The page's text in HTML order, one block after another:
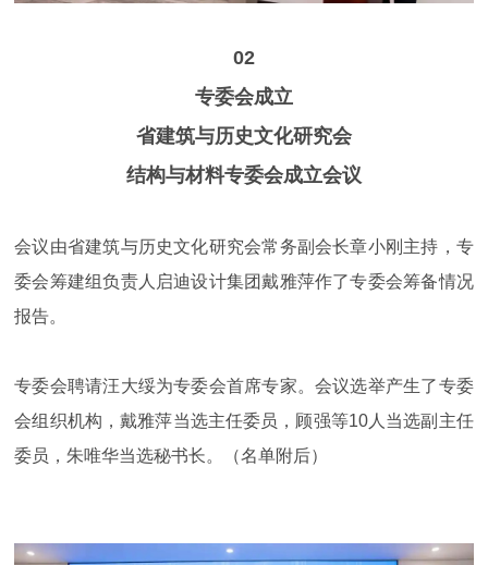
02
专委会成立
省建筑与历史文化研究会
结构与材料专委会成立会议
会议由省建筑与历史文化研究会常务副会长章小刚主持，专
委会筹建组负责人启迪设计集团戴雅萍作了专委会筹备情况
报告。
专委会聘请汪大绥为专委会首席专家。会议选举产生了专委
会组织机构，戴雅萍当选主任委员，顾强等10人当选副主任
委员，朱唯华当选秘书长。（名单附后）